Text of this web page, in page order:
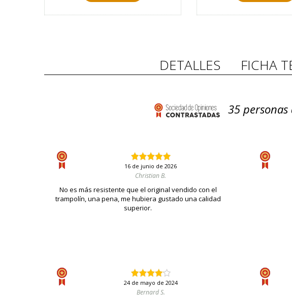
DETALLES FICHA
35personas
16 de junio de 2026
Christian B.
No es más resistente que el original vendido con el
trampolín, una pena, me hubiera gustado una calidad
superior.
24 de mayo de 2024
Bernard S.